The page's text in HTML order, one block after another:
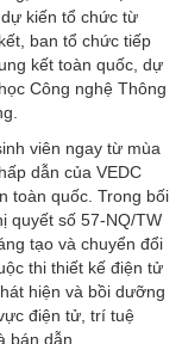
kiến tổ chức từ
ban tổ chức tiếp
kết toàn quốc, dự
Công nghệ Thông
viên ngay từ mùa
dẫn của VEDC
toàn quốc. Trong bối
quyết số 57-NQ/TW
tạo và chuyển đổi
thi thiết kế điện tử
hiện và bồi dưỡng
điện tử, trí tuệ
bán dẫn.